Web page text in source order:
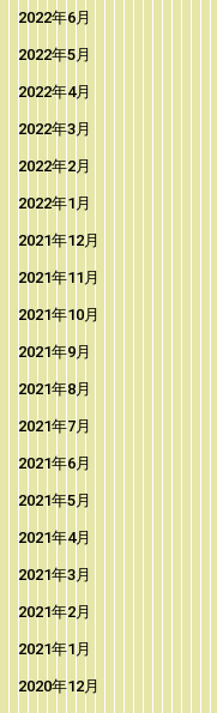
2022年6月
2022年5月
2022年4月
2022年3月
2022年2月
2022年1月
2021年12月
2021年11月
2021年10月
2021年9月
2021年8月
2021年7月
2021年6月
2021年5月
2021年4月
2021年3月
2021年2月
2021年1月
2020年12月